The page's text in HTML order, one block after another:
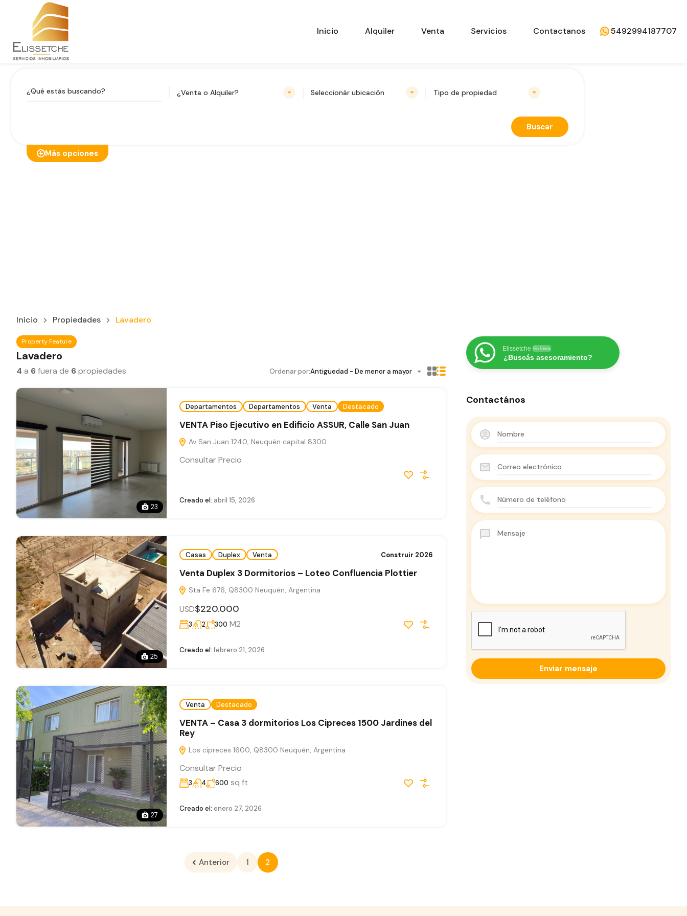
Inicio Alquiler Venta Servicios Contactanos 5492994187707
¿Venta o Alquiler? Seleccionár ubicación Tipo de propiedad
Buscar
Más opciones
Inicio Propiedades Lavadero
Property Feature
Lavadero
4 a 6fuera de 6propiedades Ordenar por:Antigüedad - De menor a mayor
23
Departamentos Departamentos Venta Destacado
VENTA Piso Ejecutivo en Edificio ASSUR, Calle San Juan
Av San Juan 1240, Neuquén capital 8300
Consultar Precio
Creado el: abril 15, 2026
25
Casas Duplex Venta Construir 2026
Venta Duplex 3 Dormitorios – Loteo Confluencia Plottier
Sta Fe 676, Q8300 Neuquén, Argentina
USD$220.000
3 2 300 M2
Creado el:febrero 21, 2026
27
Venta Destacado
VENTA – Casa 3 dormitorios Los Cipreces 1500 Jardines del
Rey
Los cipreces 1600, Q8300 Neuquén, Argentina
Consultar Precio
3 4 600 sq ft
Creado el: enero 27, 2026
Anterior 1 2
Elissetche En línea
¿Buscás asesoramiento?
Contactános